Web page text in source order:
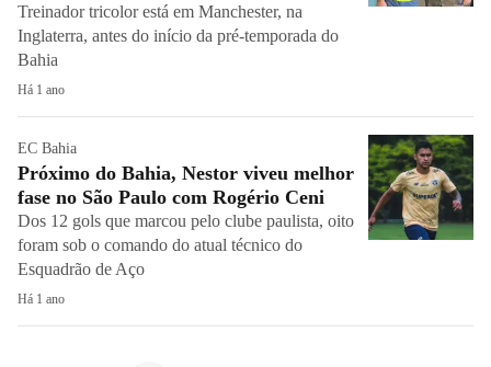
Treinador tricolor está em Manchester, na
Inglaterra, antes do início da pré-temporada do
Bahia
Há 1 ano
EC Bahia
Próximo do Bahia, Nestor viveu melhor
fase no São Paulo com Rogério Ceni
Dos 12 gols que marcou pelo clube paulista, oito
foram sob o comando do atual técnico do
Esquadrão de Aço
Há 1 ano